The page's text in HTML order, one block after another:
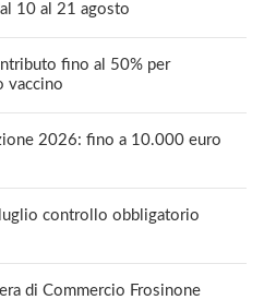
10 al 21 agosto
fino al 50% per
vaccino
2026: fino a 10.000 euro
controllo obbligatorio
di Commercio Frosinone